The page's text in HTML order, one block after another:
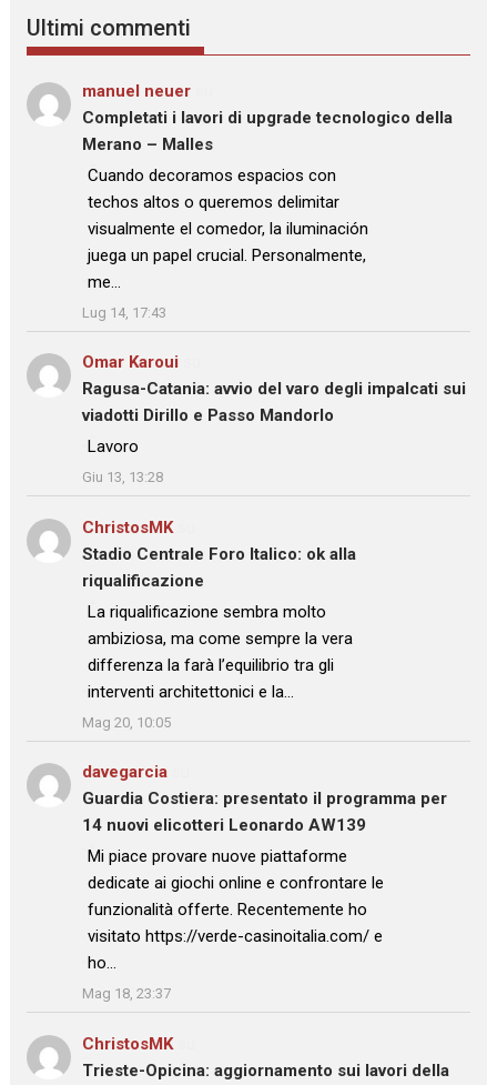
Ultimi commenti
manuel neuer
Completati i lavori di upgrade tecnologico della
Merano – Malles
: “
Cuando decoramos espacios con
techos altos o queremos delimitar
visualmente el comedor, la iluminación
juega un papel crucial. Personalmente,
me…
”
Lug 14, 17:43
Omar Karoui
Ragusa-Catania: avvio del varo degli impalcati sui
viadotti Dirillo e Passo Mandorlo
: “Lavoro
”
Giu 13, 13:28
ChristosMKsu
Stadio Centrale Foro Italico: ok alla
riqualificazione
: “La riqualificazione sembra molto
ambiziosa, ma come sempre la vera
differenza la farà l’equilibrio tra gli
interventi architettonici e la…
”
Mag 20, 10:05
davegarcia
Guardia Costiera: presentato il programma per
14 nuovi elicotteri Leonardo AW139
: “Mi piace provare nuove piattaforme
dedicate ai giochi online e confrontare le
funzionalità offerte. Recentemente ho
visitato https://verde-casinoitalia.com/ e
ho…
”
Mag 18, 23:37
ChristosMKsu
Trieste-Opicina: aggiornamento sui lavori della